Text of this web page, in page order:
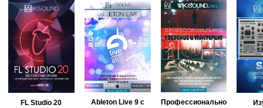
FL Studio 20
Ableton Live 9 с
Профессионально